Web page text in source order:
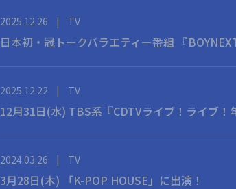
2025.12.26 | TV
日本初・冠トークバラエティー番組 『
2025.12.22 | TV
12月31日(水) TBS系『CDTVライブ！ライブ
2024.03.26 | TV
3月28日(木) 「K-POP HOUSE」に出演！